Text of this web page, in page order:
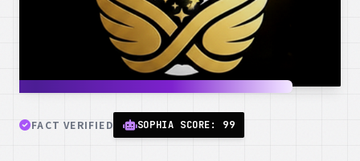
FACT VERIFIED SOPHIA SCORE: 99